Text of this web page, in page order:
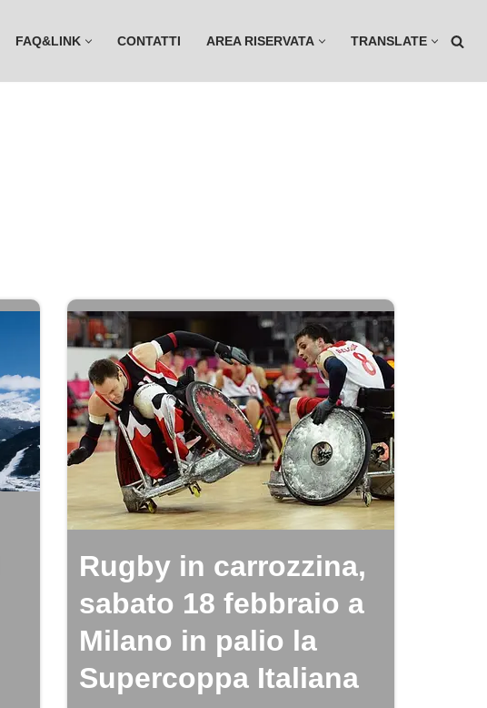
FAQ&LINK CONTATTI AREA RISERVATA TRANSLATE
Rugby in carrozzina,
sabato 18 febbraio a
Milano in palio la
Supercoppa Italiana